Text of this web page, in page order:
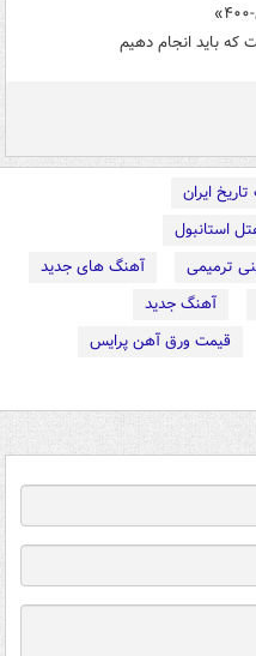
که باید انجام دهیم
ایران
استانبول
ترمیمی
آهنگ های جدید
آهنگ جدید
قیمت ورق آهن پرایس